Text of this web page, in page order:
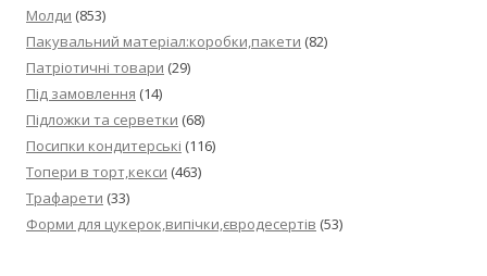
Молди (853)
Пакувальний матеріал:коробки,пакети (82)
Патріотичні товари (29)
Під замовлення (14)
Підложки та серветки (68)
Посипки кондитерські (116)
Топери в торт,кекси (463)
Трафарети (33)
Форми для цукерок,випічки,євродесертів (53)